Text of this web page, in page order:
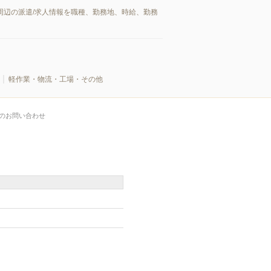
の派遣/求人情報を職種、勤務地、時給、勤務
軽作業・物流・工場・その他
お問い合わせ